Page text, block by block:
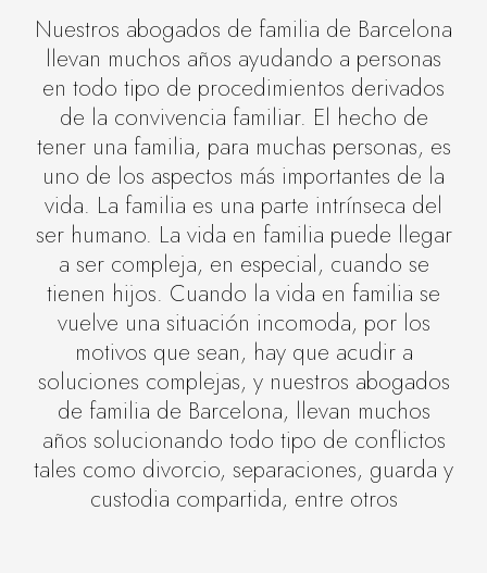
Nuestros abogados de familia de Barcelona
llevan muchos años ayudando a personas
en todo tipo de procedimientos derivados
de la convivencia familiar. El hecho de
tener una familia, para muchas personas, es
uno de los aspectos más importantes de la
vida. La familia es una parte intrínseca del
ser humano. La vida en familia puede llegar
a ser compleja, en especial, cuando se
tienen hijos. Cuando la vida en familia se
vuelve una situación incomoda, por los
motivos que sean, hay que acudir a
soluciones complejas, y nuestros abogados
de familia de Barcelona, llevan muchos
años solucionando todo tipo de conflictos
tales como divorcio, separaciones, guarda y
custodia compartida, entre otros